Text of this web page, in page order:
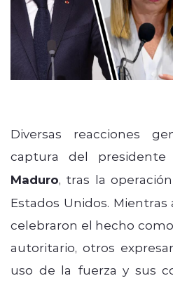
Diversas reacciones
captura del presidente
Maduro, tras la
Estados Unidos.
celebraron el hecho
autoritario, otros
uso de la fuerza y sus